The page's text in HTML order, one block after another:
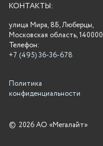
КОНТАКТЫ:
улица Мира, 8Б, Люберцы,
Московская область, 140000
Телефон:
+7 (495) 36-36-678
Политика
конфиденциальности
© 2026 АО «Мегалайт»